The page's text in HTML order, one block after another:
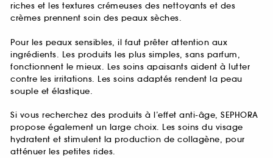
riches et les textures crémeuses des nettoyants et des
crèmes prennent soin des peaux sèches.
Pour les peaux sensibles, il faut prêter attention aux
ingrédients. Les produits les plus simples, sans parfum,
fonctionnent le mieux. Les soins apaisants aident à lutter
contre les irritations. Les soins adaptés rendent la peau
souple et élastique.
Si vous recherchez des produits à l’effet anti-âge, SEPHORA
propose également un large choix. Les soins du visage
hydratent et stimulent la production de collagène, pour
atténuer les petites rides.